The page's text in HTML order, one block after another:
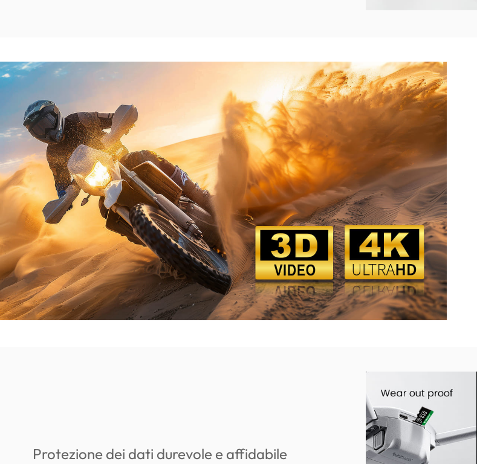
Protezione dei dati durevole e affidabile